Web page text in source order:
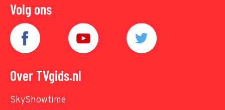
Volg ons
Over TVgids.nl
SkyShowtime